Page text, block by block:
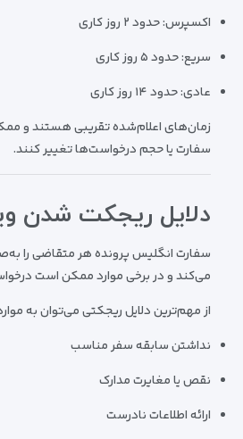
اکسپرس: حدود ۲ روز کاری
سریع: حدود ۵ روز کاری
عادی: حدود ۱۴ روز کاری
زمان‌های اعلام‌شده تقریبی هستند و
سفارت یا حجم درخواست‌ها تغییر کنند.
دلایل ریجکت شدن
سفارت انگلیس پرونده هر متقاضی را
می‌کند و در برخی موارد ممکن است
از مهم‌ترین دلایل ریجکتی می‌توان به
نداشتن سابقه سفر مناسب
نقص یا مغایرت مدارک
ارائه اطلاعات نادرست